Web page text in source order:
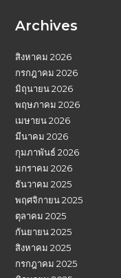
Archives
สิงหาคม 2026
กรกฎาคม 2026
มิถุนายน 2026
พฤษภาคม 2026
เมษายน 2026
มีนาคม 2026
กุมภาพันธ์ 2026
มกราคม 2026
ธันวาคม 2025
พฤศจิกายน 2025
ตุลาคม 2025
กันยายน 2025
สิงหาคม 2025
กรกฎาคม 2025